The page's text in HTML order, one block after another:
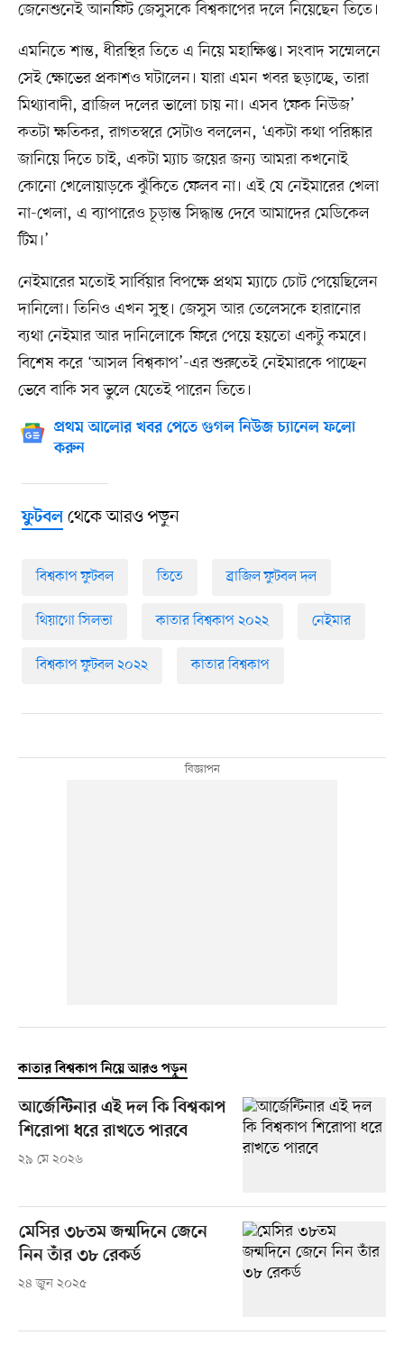
জেনেশুনেই আনফিট জেসুসকে বিশ্বকাপের দলে নিয়েছেন তিতে।
এমনিতে শান্ত, ধীরস্থির তিতে এ নিয়ে মহাক্ষিপ্ত। সংবাদ সম্মেলনে
সেই ক্ষোভের প্রকাশও ঘটালেন। যারা এমন খবর ছড়াচ্ছে, তারা
মিথ্যাবাদী, ব্রাজিল দলের ভালো চায় না। এসব ‘ফেক নিউজ’
কতটা ক্ষতিকর, রাগতস্বরে সেটাও বললেন, ‘একটা কথা পরিষ্কার
জানিয়ে দিতে চাই, একটা ম্যাচ জয়ের জন্য আমরা কখনোই
কোনো খেলোয়াড়কে ঝুঁকিতে ফেলব না। এই যে নেইমারের খেলা
না-খেলা, এ ব্যাপারেও চূড়ান্ত সিদ্ধান্ত দেবে আমাদের মেডিকেল
টিম‌।’
নেইমারের মতোই সার্বিয়ার বিপক্ষে প্রথম ম্যাচে চোট পেয়েছিলেন
দানিলো। তিনিও এখন সুস্থ। জেসুস আর তেলেসকে হারানোর
ব্যথা নেইমার আর দানিলোকে ফিরে পেয়ে হয়তো একটু কমবে।
বিশেষ করে ‌‘আসল বিশ্বকাপ’-এর শুরুতেই নেইমারকে পাচ্ছেন
ভেবে বাকি সব ভুলে যেতেই পারেন তিতে।
প্রথম আলোর খবর পেতে গুগল নিউজ চ্যানেল ফলো
করুন
ফুটবলথেকে আরও পড়ুন
বিশ্বকাপ ফুটবল তিতে ব্রাজিল ফুটবল দল
থিয়াগো সিলভা কাতার বিশ্বকাপ ২০২২ নেইমার
বিশ্বকাপ ফুটবল ২০২২ কাতার বিশ্বকাপ
কাতার বিশ্বকাপ নিয়ে আরও পড়ুন
আর্জেন্টিনার এই দল কি বিশ্বকাপ
শিরোপা ধরে রাখতে পারবে
২৯ মে ২০২৬
মেসির ৩৮তম জন্মদিনে জেনে
নিন তাঁর ৩৮ রেকর্ড
২৪ জুন ২০২৫